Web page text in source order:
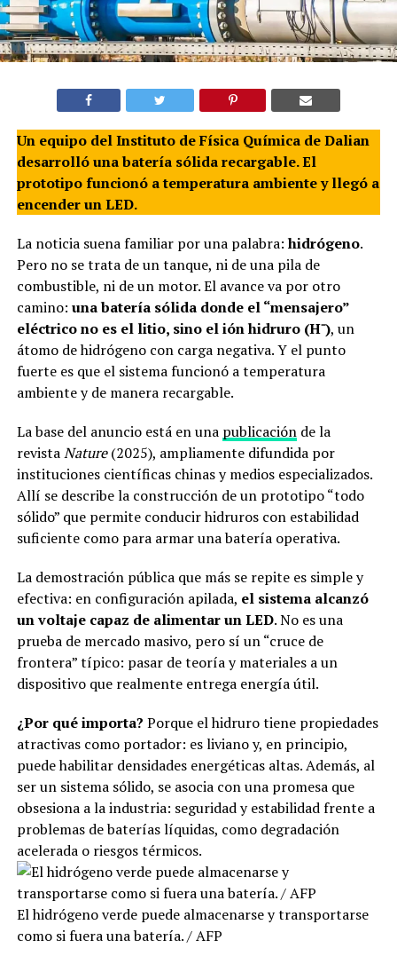
Un equipo del Instituto de Física Química de Dalian
desarrolló una batería sólida recargable. El
prototipo funcionó a temperatura ambiente y llegó a
encender un LED.
La noticia suena familiar por una palabra:hidrógeno.
Pero no se trata de un tanque, ni de una pila de
combustible, ni de un motor. El avance va por otro
camino: una batería sólida donde el “mensajero”
eléctrico no es el litio, sino el ión hidruro (H⁻), un
átomo de hidrógeno con carga negativa. Y el punto
fuerte es que el sistema funcionó a temperatura
ambiente y de manera recargable.
La base del anuncio está en una publicaciónde la
revistaNature(2025), ampliamente difundida por
instituciones científicas chinas y medios especializados.
Allí se describe la construcción de un prototipo “todo
sólido” que permite conducir hidruros con estabilidad
suficiente como para armar una batería operativa.
La demostración pública que más se repite es simple y
efectiva: en configuración apilada, el sistema alcanzó
un voltaje capaz de alimentar un LED. No es una
prueba de mercado masivo, pero sí un “cruce de
frontera” típico: pasar de teoría y materiales a un
dispositivo que realmente entrega energía útil.
¿Por qué importa? Porque el hidruro tiene propiedades
atractivas como portador: es liviano y, en principio,
puede habilitar densidades energéticas altas. Además, al
ser un sistema sólido, se asocia con una promesa que
obsesiona a la industria: seguridad y estabilidad frente a
problemas de baterías líquidas, como degradación
acelerada o riesgos térmicos.
El hidrógeno verde puede almacenarse y transportarse
como si fuera una batería. / AFP